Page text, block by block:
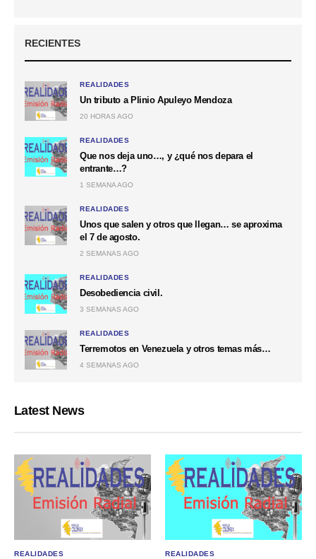
RECIENTES
REALIDADES
Un tributo a Plinio Apuleyo Mendoza
20 HORAS AGO
REALIDADES
Que nos deja uno…, y ¿qué nos depara el
entrante…?
1 SEMANA AGO
REALIDADES
Unos que salen y otros que llegan… se aproxima
el 7 de agosto.
2 SEMANAS AGO
REALIDADES
Desobediencia civil.
3 SEMANAS AGO
REALIDADES
Terremotos en Venezuela y otros temas más…
4 SEMANAS AGO
Latest News
REALIDADES REALIDADES